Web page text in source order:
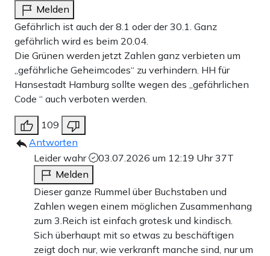
Melden
Gefährlich ist auch der 8.1 oder der 30.1. Ganz
gefährlich wird es beim 20.04.
Die Grünen werden jetzt Zahlen ganz verbieten um
„gefährliche Geheimcodes“ zu verhindern. HH für
Hansestadt Hamburg sollte wegen des „gefährlichen
Code “ auch verboten werden.
109
Antworten
Leider wahr
03.07.2026 um 12:19 Uhr37T
Melden
Dieser ganze Rummel über Buchstaben und
Zahlen wegen einem möglichen Zusammenhang
zum 3.Reich ist einfach grotesk und kindisch.
Sich überhaupt mit so etwas zu beschäftigen
zeigt doch nur, wie verkranft manche sind, nur um